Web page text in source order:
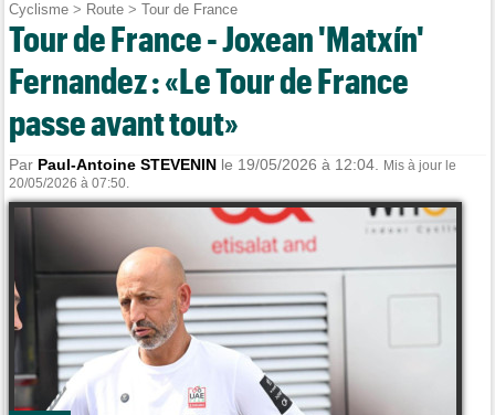
Cyclisme > Route >Tour de France
Tour de France - Joxean 'Matxín'
Fernandez : «Le Tour de France
passe avant tout»
Par Paul-Antoine STEVENIN le 19/05/2026 à 12:04.
Mis à jour le
20/05/2026 à 07:50.